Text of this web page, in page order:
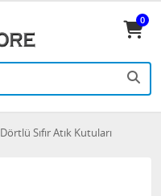
0
Dörtlü Sıfır Atık Kutuları